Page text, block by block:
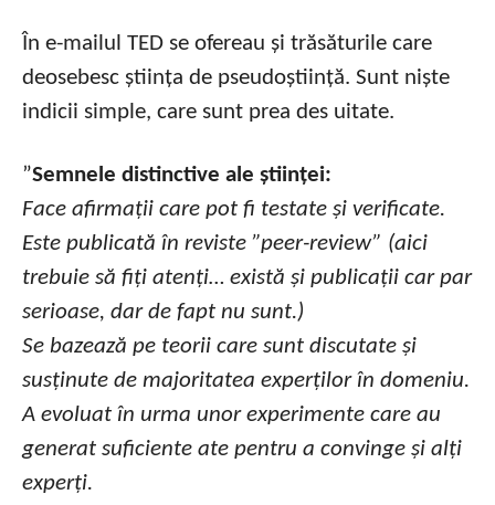
În e-mailul TED se ofereau și trăsăturile care
deosebesc știința de pseudoștiință. Sunt niște
indicii simple, care sunt prea des uitate.
”Semnele distinctive ale științei:
Face afirmații care pot fi testate și verificate.
Este publicată în reviste ”peer-review” (aici
trebuie să fiți atenți… există și publicații car par
serioase, dar de fapt nu sunt.)
Se bazează pe teorii care sunt discutate și
susținute de majoritatea experților în domeniu.
A evoluat în urma unor experimente care au
generat suficiente ate pentru a convinge și alți
experți.